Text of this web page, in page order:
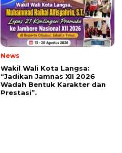
News
Wakil Wali Kota Langsa:
“Jadikan Jamnas XII 2026
Wadah Bentuk Karakter dan
Prestasi”.